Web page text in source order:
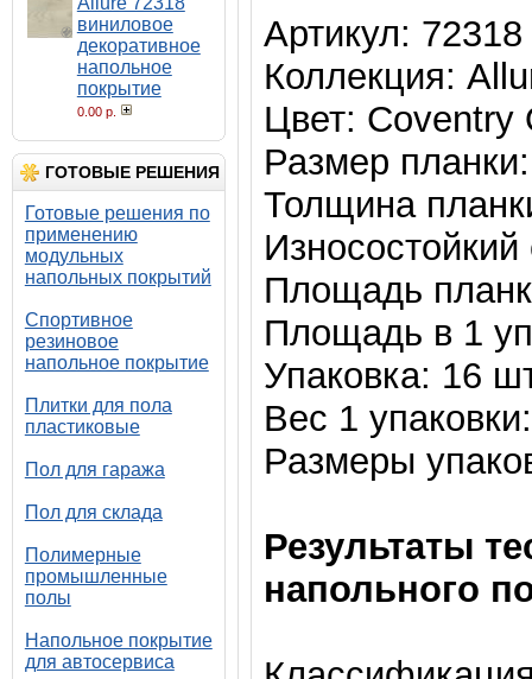
виниловое
декоративное
напольное
покрытие
0.00 р.
ГОТОВЫЕ РЕШЕНИЯ
Готовые решения по
применению
модульных
напольных покрытий
Спортивное
резиновое
напольное покрытие
Плитки для пола
пластиковые
Пол для гаража
Пол для склада
Полимерные
промышленные
полы
Напольное покрытие
для автосервиса
Артикул: 72318
Коллекция:
Цвет: Coventry
Размер
Толщина
Площадь
Площадь в 1
Упаковка: 16
Вес 1
Размеры
Результаты
напольного